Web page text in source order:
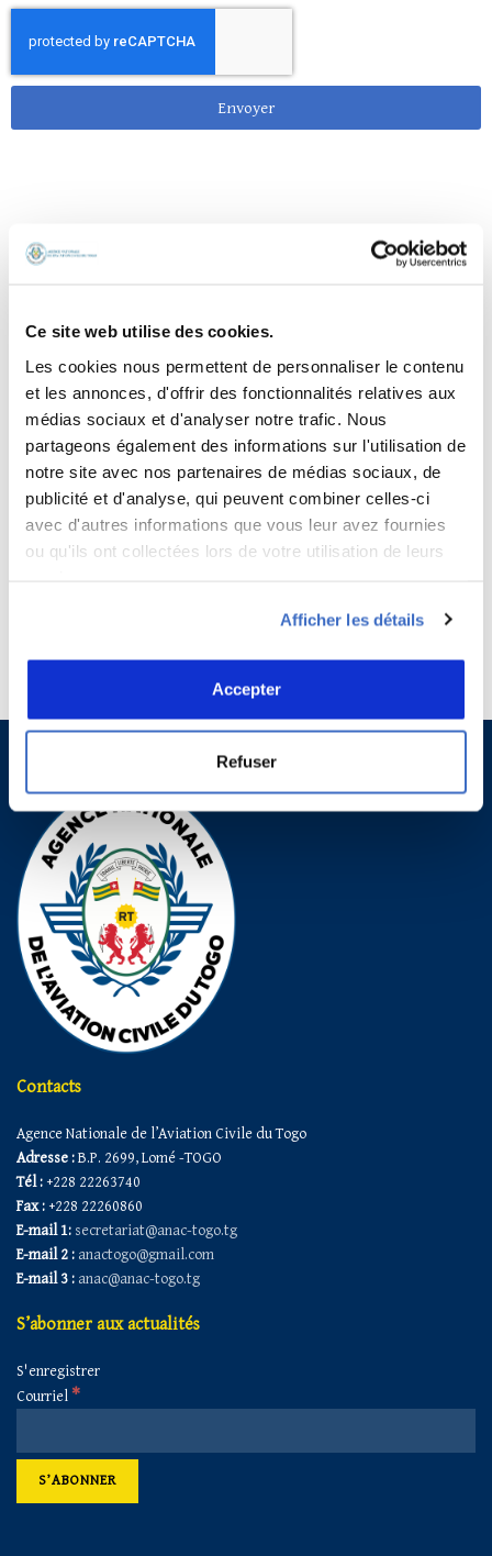
Ce site web utilise des cookies.
Les cookies nous permettent de personnaliser le contenu
et les annonces, d'offrir des fonctionnalités relatives aux
médias sociaux et d'analyser notre trafic. Nous
partageons également des informations sur l'utilisation de
notre site avec nos partenaires de médias sociaux, de
publicité et d'analyse, qui peuvent combiner celles-ci
avec d'autres informations que vous leur avez fournies
ou qu'ils ont collectées lors de votre utilisation de leurs
Afficher les détails
Accepter
Refuser
Envoyer
Contacts
Agence Nationale de l’Aviation Civile du Togo
Adresse :B.P. 2699, Lomé -TOGO
Tél : +228 22263740
Fax : +228 22260860
E-mail 1: secretariat@anac-togo.tg
E-mail 2 : anactogo@gmail.com
E-mail 3 : anac@anac-togo.tg
S’abonner aux actualités
S'enregistrer
Courriel*